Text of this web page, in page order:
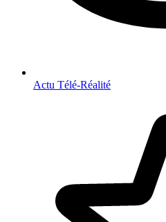
Actu Télé-Réalité